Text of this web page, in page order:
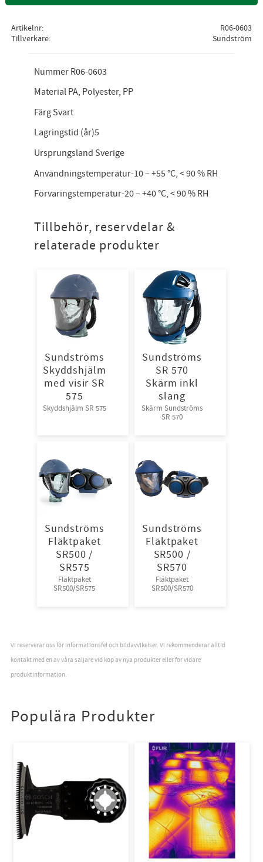
Artikelnr
R06-0603
Tillverkare
Sundström
Nummer R06-0603
Material PA, Polyester, PP
Färg Svart
Lagringstid (år)5
Ursprungsland Sverige
Användningstemperatur-10 – +55 °C, < 90 % RH
Förvaringstemperatur-20 – +40 °C, < 90 % RH
Tillbehör, reservdelar &
relaterade produkter
Sundströms
Skyddshjälm
med visir SR
575
Skyddshjälm SR 575
Sundströms
SR 570
Skärm inkl
slang
Skärm Sundströms
SR 570
Sundströms
Fläktpaket
SR500 /
SR575
Fläktpaket
SR500/SR575
Sundströms
Fläktpaket
SR500 /
SR570
Fläktpaket
SR500/SR570
Vi reserverar oss för informationsfel och bildavvikelser. Vi rekommenderar alltid
kontakt med en av våra säljare vid köp av nya produkter eller för vidare
produktinformation.
Populära Produkter